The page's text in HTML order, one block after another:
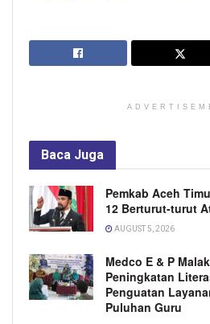
Baca Juga
Pemkab Aceh
12 Berturut-turut
AUGUST 5, 2026
Medco E & P
Peningkatan
Penguatan
Puluhan Guru